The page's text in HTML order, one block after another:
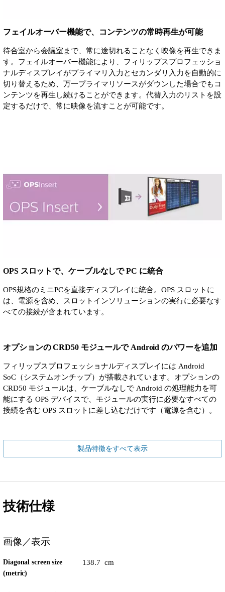
フェイルオーバー機能で、コンテンツの常時再生が可能
待合室から会議室まで、常に途切れることなく映像を再生できま
す。フェイルオーバー機能により、フィリップスプロフェッショ
ナルディスプレイがプライマリ入力とセカンダリ入力を自動的に
切り替えるため、万一プライマリソースがダウンした場合でもコ
ンテンツを再生し続けることができます。代替入力のリストを設
定するだけで、常に映像を流すことが可能です。
OPS スロットで、ケーブルなしで PC に統合
OPS規格のミニPCを直接ディスプレイに統合。OPS スロットに
は、電源を含め、スロットインソリューションの実行に必要なす
べての接続が含まれています。
オプションの CRD50 モジュールで Android のパワーを追加
フィリップスプロフェッショナルディスプレイには Android
SoC（システムオンチップ）が搭載されています。オプションの
CRD50 モジュールは、ケーブルなしで Android の処理能力を可
能にする OPS デバイスで、モジュールの実行に必要なすべての
接続を含む OPS スロットに差し込むだけです（電源を含む）。
製品特徴をすべて表示
技術仕様
画像／表示
Diagonal screen size
(metric)
138.7 cm